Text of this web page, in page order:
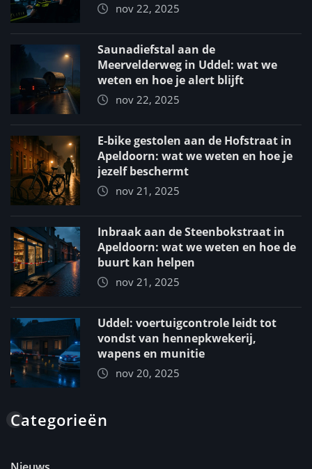
nov 22, 2025
Saunadiefstal aan de
Meervelderweg in Uddel: wat we
weten en hoe je alert blijft
nov 22, 2025
E-bike gestolen aan de Hofstraat in
Apeldoorn: wat we weten en hoe je
jezelf beschermt
nov 21, 2025
Inbraak aan de Steenbokstraat in
Apeldoorn: wat we weten en hoe de
buurt kan helpen
nov 21, 2025
Uddel: voertuigcontrole leidt tot
vondst van hennepkwekerij,
wapens en munitie
nov 20, 2025
Categorieën